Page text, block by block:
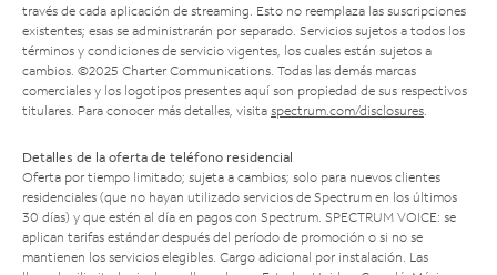
través de cada aplicación de streaming. Esto no reemplaza las suscripciones
existentes; esas se administrarán por separado. Servicios sujetos a todos los
términos y condiciones de servicio vigentes, los cuales están sujetos a
cambios. ©2025 Charter Communications. Todas las demás marcas
comerciales y los logotipos presentes aquí son propiedad de sus respectivos
titulares. Para conocer más detalles, visita spectrum.com/disclosures
Detalles de la oferta de teléfono residencial
Oferta por tiempo limitado; sujeta a cambios; solo para nuevos clientes
residenciales (que no hayan utilizado servicios de Spectrum en los últimos
30 días) y que estén al día en pagos con Spectrum. SPECTRUM VOICE: se
aplican tarifas estándar después del período de promoción o si no se
mantienen los servicios elegibles. Cargo adicional por instalación. Las